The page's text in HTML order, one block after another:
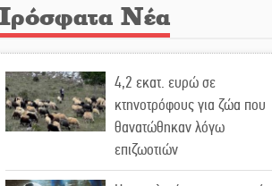
Νέα
4,2 εκατ. ευρώ σε
κτηνοτρόφους για ζώα που
θανατώθηκαν λόγω
επιζωοτιών